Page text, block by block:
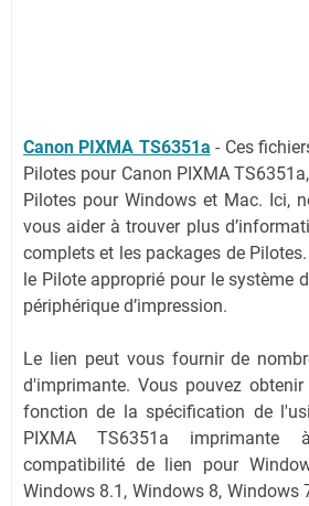
Canon PIXMA TS6351a - Ces
Pilotes pour Canon PIXMA
Pilotes pour Windows et Mac. Ici,
vous aider à trouver plus
complets et les packages de
le Pilote approprié pour le système
périphérique d’impression.
Le lien peut vous fournir de
d'imprimante. Vous pouvez
fonction de la spécification de
PIXMA TS6351a
compatibilité de lien pour
Windows 8.1, Windows 8, Windows